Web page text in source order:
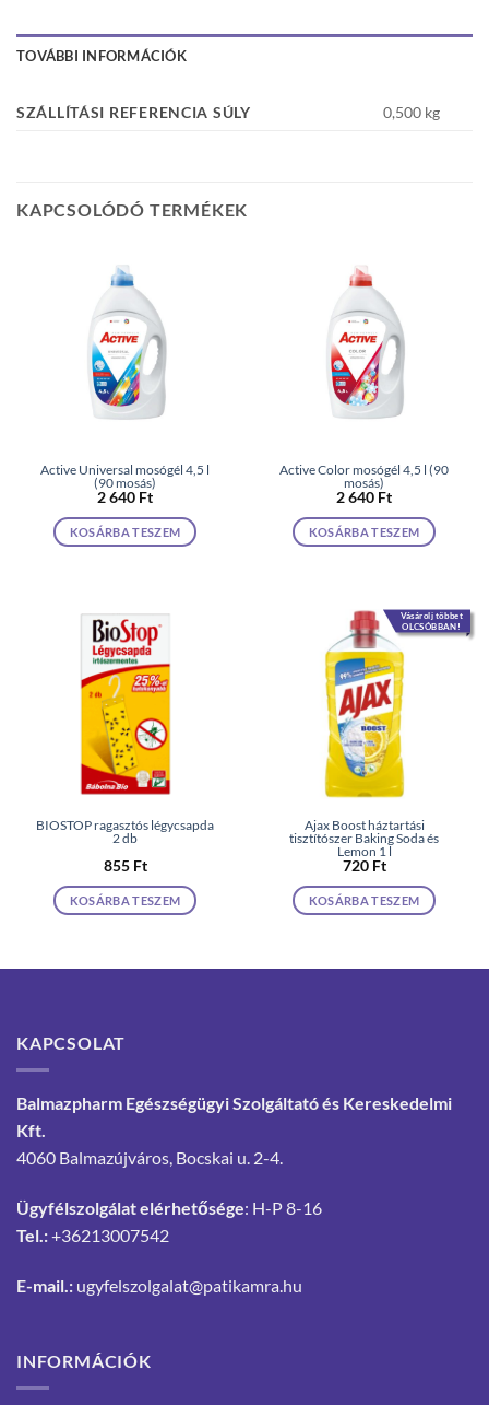
TOVÁBBI INFORMÁCIÓK
SZÁLLÍTÁSI REFERENCIA SÚLY 0,500 kg
KAPCSOLÓDÓ TERMÉKEK
Active Universal mosógél 4,5 l
(90 mosás)
2 640 Ft
KOSÁRBA TESZEM
Active Color mosógél 4,5 l (90
mosás)
2 640 Ft
KOSÁRBA TESZEM
BIOSTOP ragasztós légycsapda
2 db
855 Ft
KOSÁRBA TESZEM
Vásárolj többet
OLCSÓBBAN!
Ajax Boost háztartási
tisztítószer Baking Soda és
Lemon 1 l
720 Ft
KOSÁRBA TESZEM
KAPCSOLAT
Balmazpharm Egészségügyi Szolgáltató és Kereskedelmi
Kft.
4060 Balmazújváros, Bocskai u. 2-4.
Ügyfélszolgálat elérhetősége: H-P 8-16
Tel.:+36213007542
E-mail.: ugyfelszolgalat@patikamra.hu
INFORMÁCIÓK